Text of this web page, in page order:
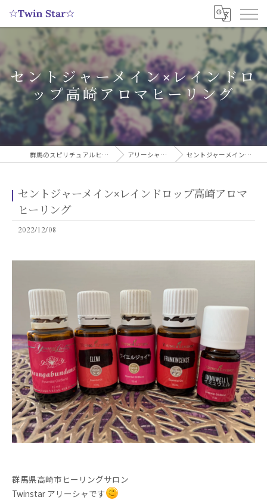
セントジャーメイン×レインドロ
ップ高崎アロマヒーリング
群馬のスピリチュアルヒーリングサロンなら実績多数の☆Twin Star☆ アリーシャのスピリチュアルブログ セントジャーメイン×レインドロップ高崎アロマヒーリング
セントジャーメイン×レインドロップ高崎アロマ
ヒーリング
2022/12/08
群馬県高崎市ヒーリングサロン
Twinstar アリーシャです